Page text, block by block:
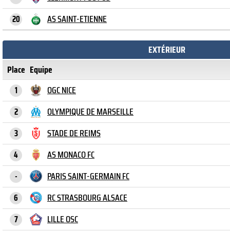
20 AS SAINT-ETIENNE
EXTÉRIEUR
Place Equipe
1 OGC NICE
2 OLYMPIQUE DE MARSEILLE
3 STADE DE REIMS
4 AS MONACO FC
- PARIS SAINT-GERMAIN FC
6 RC STRASBOURG ALSACE
7 LILLE OSC